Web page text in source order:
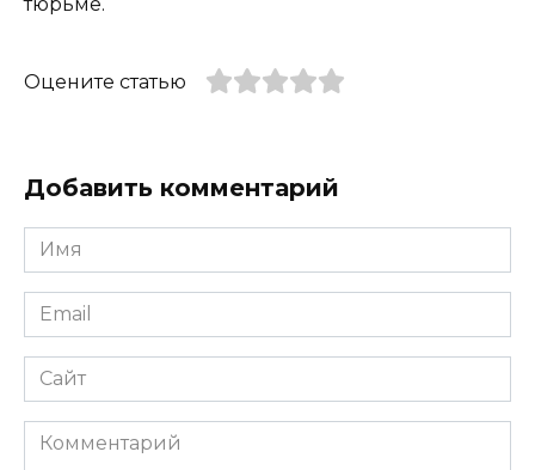
Оцените статью
Добавить комментарий
Имя
*
Email
*
Сайт
Комментарий